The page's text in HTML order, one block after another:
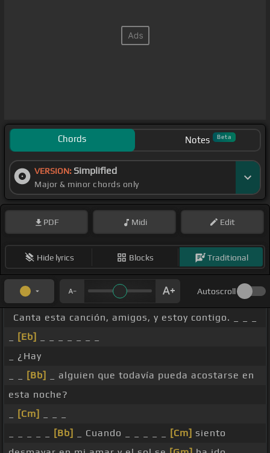
Chords Notes Beta
VERSION: Simplified
Major & minor chords only
PDF Midi Edit
Hide lyrics Blocks Traditional
Autoscroll
Canta esta canción, amigos, y estoy contigo. _ _ _
[Eb]
_ ¿Hay
[Bb]
_ alguien que todavía pueda acostarse en
esta noche?
[Cm]
[Bb] _ Cuando _ _ _ _ _ [Cm] siento